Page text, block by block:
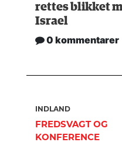
rettes blikket
Israel
0 kommentarer
INDLAND
FREDSVAGT OG
KONFERENCE